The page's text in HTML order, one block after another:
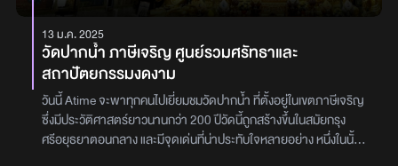
ประสบความสำเร็จในหน้าที่การงานภายในวัดยังเป็นที่ประดิษฐาน ท้าว
มหาพรหมสหัมบดี ซึ่งเป็นที่เคารพอย่างสูงในการมาขอพรเรื่อง การ
งาน การทำมาค้าขาย ความเจริญก้าวหน้าในอาชีพ และความสำเร็จใน
ชีวิต เชื่อกันว่าพระองค์จะช่วยเปิดทางให้ธุรกิจราบรื่นและเป้าหมายที่ตั้ง
ไว้สำเร็จลุล่วงหลวงพ่อบ๋าวเอิง: บารมีแห่งความอัศจรรย์และเมตตา
กราบสักการะ หลวงพ่อบ๋าวเอิง (องสรภาณมธุรส) ซึ่งเป็นพระสงฆ์อนัม
นิกายผู้มีบารมีและเป็นที่เคารพนับถือ ท่านมีชื่อเสียงในเรื่องอภิญญาและ
13 ม.ค. 2025
วัดปากน้ำ ภาษีเจริญ ศูนย์รวมศรัทธาและ
สถาปัตยกรรมงดงาม
วันนี้ Atime จะพาทุกคนไปเยี่ยมชมวัดปากน้ำ ที่ตั้งอยู่ในเขตภาษีเจริญ
ซึ่งมีประวัติศาสตร์ยาวนานกว่า 200 ปีวัดนี้ถูกสร้างขึ้นในสมัยกรุง
ศรีอยุธยาตอนกลาง และมีจุดเด่นที่น่าประทับใจหลายอย่าง หนึ่งในนั้น